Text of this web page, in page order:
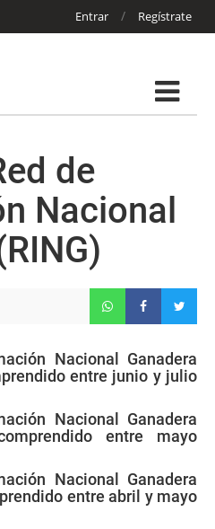
Entrar / Regístrate
de
Nacional
Nacional Ganadera
entre junio y julio
Nacional Ganadera
entre mayo
Nacional Ganadera
entre abril y mayo